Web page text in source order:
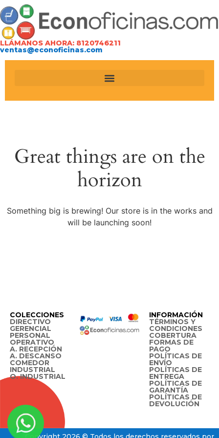
LLÁMANOS AHORA: 8120746211
ventas@econoficinas.com
Great things are on the
horizon
Something big is brewing! Our store is in the works and
will be launching soon!
COLECCIONES
DIRECTIVO
GERENCIAL
PERSONAL
OPERATIVO
A. RECEPCIÓN
A. DESCANSO
COMEDOR
INDUSTRIAL
O. INDUSTRIAL
INFORMACIÓN
TÉRMINOS Y
CONDICIONES
COBERTURA
FORMAS DE
PAGO
POLÍTICAS DE
ENVÍO
POLÍTICAS DE
ENTREGA
POLÍTICAS DE
GARANTÍA
POLÍTICAS DE
DEVOLUCIÓN